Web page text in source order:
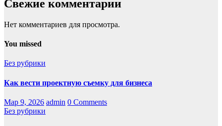
Свежие комментарии
Нет комментариев для просмотра.
You missed
Без рубрики
Как вести проектную съемку для бизнеса
Мар 9, 2026 admin 0 Comments
Без рубрики